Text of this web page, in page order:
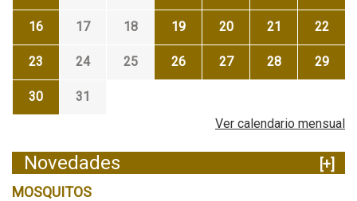
16 17 18 19 20 21 22
23 24 25 26 27 28 29
30
31
Ver calendario mensual
Novedades
[+]
MOSQUITOS